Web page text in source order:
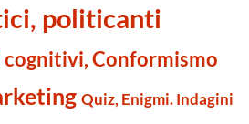
politicanti
Conformismo
Quiz, Enigmi. Indagini